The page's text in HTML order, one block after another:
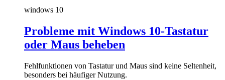
windows 10
Probleme mit Windows 10-Tastatur
oder Maus beheben
Fehlfunktionen von Tastatur und Maus sind keine Seltenheit,
besonders bei häufiger Nutzung.